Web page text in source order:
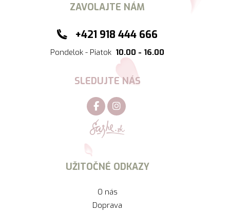
ZAVOLAJTE NÁM
+421 918 444 666
Pondelok - Piatok 10.00 - 16.00
SLEDUJTE NÁS
UŽITOČNÉ ODKAZY
O nás
Doprava